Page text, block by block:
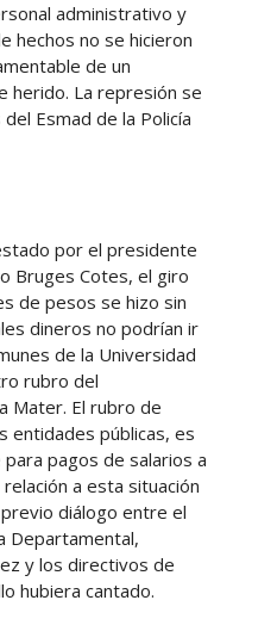
administrativo y
hechos no se hicieron
de un
herido. La represión se
Esmad de la Policía
por el presidente
Bruges Cotes, el giro
de pesos se hizo sin
dineros no podrían ir
de la Universidad
rubro del
Mater. El rubro de
entidades públicas, es
pagos de salarios a
a esta situación
diálogo entre el
Departamental,
y los directivos de
hubiera cantado.